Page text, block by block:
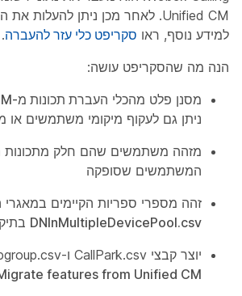
למידע נוסף, ראו סקריפט כלי עזר להעברה.
הנה מה שהסקריפט עושה:
מסנן פלט מהכלי העברת תכונות מ-Unified CM
ניתן גם לעקוף מיקומי משתמשים
מזהה משתמשים שהם חלק מתכונות
המשתמשים שסופקה
זהה מספרי ספריות הקיימים
DNInMultipleDevicePool.csv
יוצר קבצי CallPark.csv ו-CallPickupgroup.csv עבור Webex Calling, שכלי
features from Unified CM